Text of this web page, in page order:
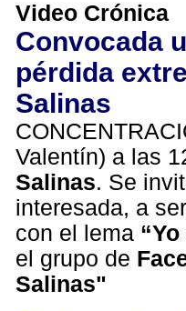
Video Crónica
Convocada
pérdida
Salinas
Valentín) a las
Salinas. Se
interesada, a
con el lema
el grupo de
Salinas"